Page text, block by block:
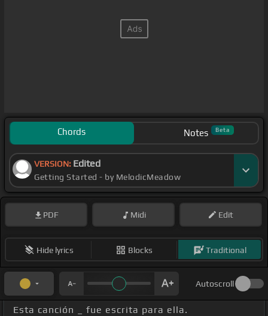
Chords Notes Beta
VERSION: Edited
Getting Started - by MelodicMeadow
PDF Midi Edit
Hide lyrics Blocks Traditional
Autoscroll
Esta canción _ fue escrita para ella.